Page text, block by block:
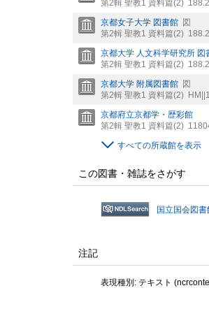
第2輯 聖教1 資料篇(2)
京都女子大学 図書館 図
第2輯 聖教1 資料篇(2)
京都大学 人文科学研究所 図
第2輯 聖教1 資料篇(2)
京都大学 附属図書館 図
第2輯 聖教1 資料篇(2)
京都府立京都学・歴彩館
第2輯 聖教1 資料篇(2)
すべての所蔵館を表示
この図書・雑誌をさがす
国立国会図
注記
表現種別: テキスト